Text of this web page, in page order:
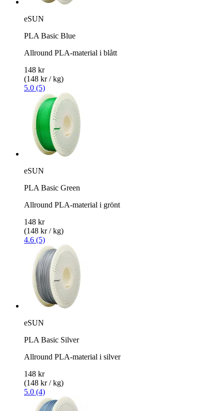
eSUN
PLA Basic Blue
Allround PLA-material i blått
148 kr
(148 kr / kg)
5.0 (5)
eSUN
PLA Basic Green
Allround PLA-material i grönt
148 kr
(148 kr / kg)
4.6 (5)
eSUN
PLA Basic Silver
Allround PLA-material i silver
148 kr
(148 kr / kg)
5.0 (4)